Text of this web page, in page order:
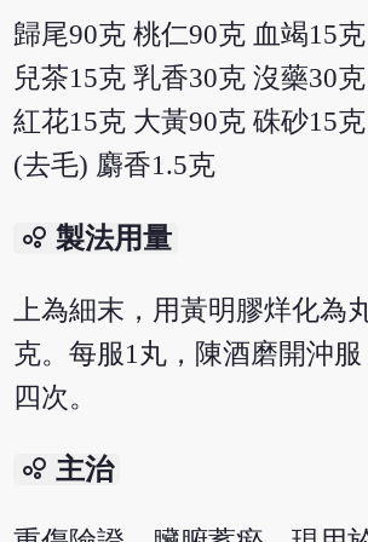
歸尾90克 桃仁90克 血竭15
兒茶15克 乳香30克 沒藥30
紅花15克 大黃90克 硃砂15
(去毛) 麝香1.5克
bubble_chart 製法用量
上為細末，用黃明膠烊化為
克。每服1丸，陳酒磨開沖
四次。
bubble_chart 主治